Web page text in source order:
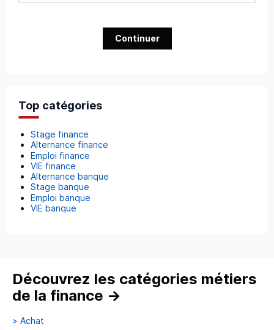
Continuer
Top catégories
Stage finance
Alternance finance
Emploi finance
VIE finance
Alternance banque
Stage banque
Emploi banque
VIE banque
Découvrez les catégories métiers
de la finance →
> Achat